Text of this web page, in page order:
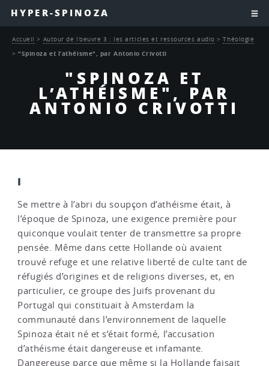
HYPER-SPINOZA
"SPINOZA ET
L’ATHÉISME", PAR
ANTONIO CRIVOTTI
Accueil > Autour de l’oeuvre 3 : les articles et ressources audio >Théologie
>"Spinoza et l’athéisme", par Antonio Crivotti
I
Se mettre à l’abri du soupçon d’athéisme était, à
l’époque de Spinoza, une exigence première pour
quiconque voulait tenter de transmettre sa propre
pensée. Même dans cette Hollande où avaient
trouvé refuge et une relative liberté de culte tant de
réfugiés d’origines et de religions diverses, et, en
particulier, ce groupe des Juifs provenant du
Portugal qui constituait à Amsterdam la
communauté dans l’environnement de laquelle
Spinoza était né et s’était formé, l’accusation
d’athéisme était dangereuse et infamante.
Dangereuse parce que même si la Hollande faisait